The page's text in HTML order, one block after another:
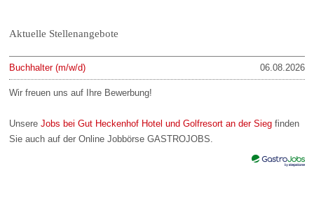
Aktuelle Stellenangebote
06.08.2026
Buchhalter (m/w/d)
Wir freuen uns auf Ihre Bewerbung!
UnsereJobs bei Gut Heckenhof Hotel und Golfresort an der Sieg finden
Sie auch auf der Online Jobbörse GASTROJOBS.